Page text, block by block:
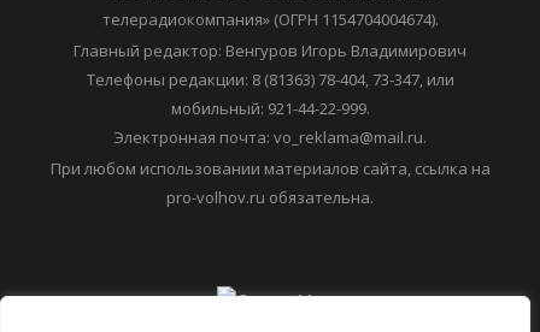
Учредитель: Общество с ограниченной
ответственностью «Волховская городская
телерадиокомпания» (ОГРН 1154704004674).
Главный редактор: Венгуров Игорь Владимирович
Телефоны редакции: 8 (81363) 78-404, 73-347, или
Электронная почта: vo_reklama@mail.ru.